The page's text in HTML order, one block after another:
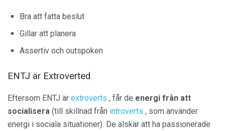
Bra att fatta beslut
Gillar att planera
Assertiv och outspoken
ENTJ är Extroverted
Eftersom ENTJ är extroverts , får de energi från att
socialisera (till skillnad från introverts , som använder
energi i sociala situationer). De älskar att ha passionerade